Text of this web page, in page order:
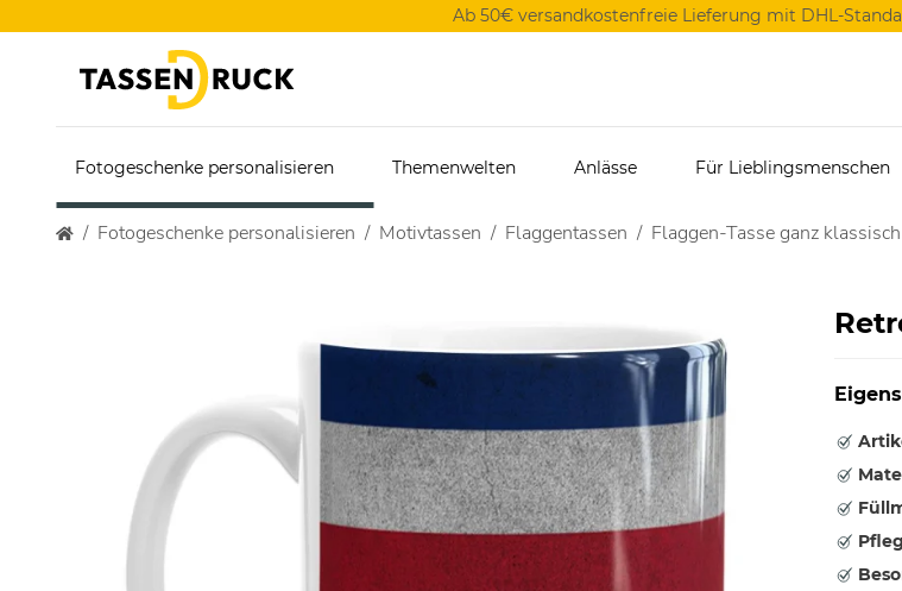
Ab 50€ versandkostenfreie Lieferung mit DHL-
Fotogeschenke personalisieren Themenwelten Anlässe Für Lieblingsmenschen
Fotogeschenke personalisieren Motivtassen Flaggentassen Flaggen-Tasse ganz